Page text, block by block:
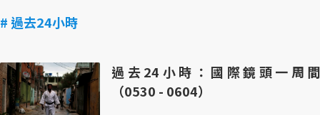
# 過去24小時
過去24小時：國際鏡頭一周間
（0530 - 0604）